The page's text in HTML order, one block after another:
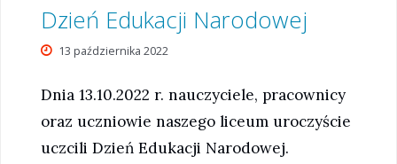
Dzień Edukacji Narodowej
13 października 2022
Dnia 13.10.2022 r. nauczyciele, pracownicy
oraz uczniowie naszego liceum uroczyście
uczcili Dzień Edukacji Narodowej.